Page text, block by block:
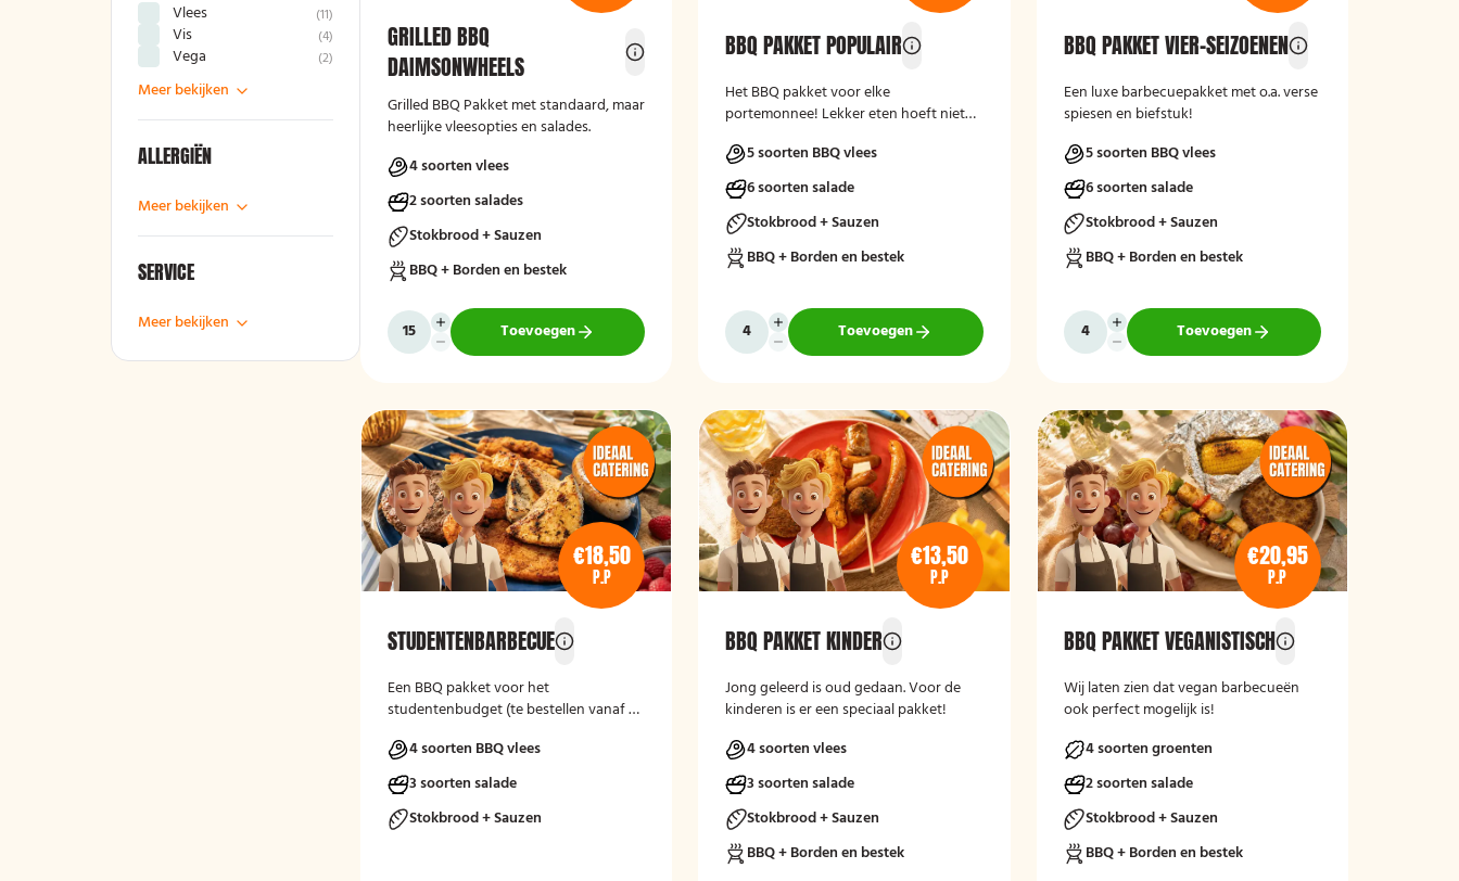
Vlees (11)
Vis (4)
Vega (2)
Meer bekijken
ALLERGIËN
Meer bekijken
SERVICE
Meer bekijken
GRILLED BBQ
DAIMSONWHEELS
Grilled BBQ Pakket met standaard, maar
heerlijke vleesopties en salades.
4 soorten vlees
2 soorten salades
Stokbrood + Sauzen
BBQ + Borden en bestek
Toevoegen
BBQ PAKKET POPULAIR
Het BBQ pakket voor elke
portemonnee! Lekker eten hoeft niet
5 soorten BBQ vlees
6 soorten salade
Stokbrood + Sauzen
BBQ + Borden en bestek
Toevoegen
BBQ PAKKET VIER-SEIZOENEN
Een luxe barbecuepakket met o.a. verse
spiesen en biefstuk!
5 soorten BBQ vlees
6 soorten salade
Stokbrood + Sauzen
BBQ + Borden en bestek
Toevoegen
€18,50
P.P
STUDENTENBARBECUE
Een BBQ pakket voor het
studentenbudget (te bestellen vanaf 50
4 soorten BBQ vlees
3 soorten salade
Stokbrood + Sauzen
€13,50
P.P
BBQ PAKKET KINDER
Jong geleerd is oud gedaan. Voor de
kinderen is er een speciaal pakket!
4 soorten vlees
3 soorten salade
Stokbrood + Sauzen
BBQ + Borden en bestek
€20,95
P.P
BBQ PAKKET VEGANISTISCH
Wij laten zien dat vegan barbecueën
ook perfect mogelijk is!
4 soorten groenten
2 soorten salade
Stokbrood + Sauzen
BBQ + Borden en bestek